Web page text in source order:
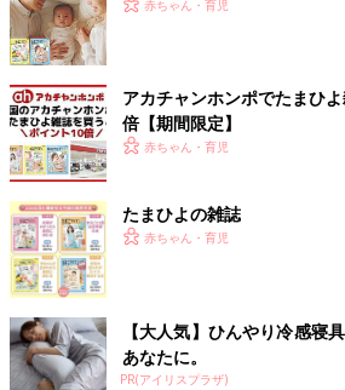
赤ちゃん・育児
アカチャンホンポでたまひ
倍【期間限定】
赤ちゃん・育児
たまひよの雑誌
赤ちゃん・育児
【大人気】ひんやり冷感寝
あなたに。
PR(アイリスプラザ)